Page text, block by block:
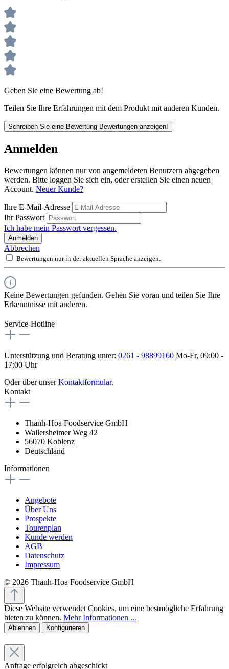
Geben Sie eine Bewertung ab!
Teilen Sie Ihre Erfahrungen mit dem Produkt mit anderen Kunden.
Schreiben Sie eine Bewertung Bewertungen anzeigen!
Anmelden
Bewertungen können nur von angemeldeten Benutzern abgegeben
werden. Bitte loggen Sie sich ein, oder erstellen Sie einen neuen
Account. Neuer Kunde?
Ihre E-Mail-Adresse
Ihr Passwort
Ich habe mein Passwort vergessen.
Anmelden
Abbrechen
Bewertungen nur in der aktuellen Sprache anzeigen.
Keine Bewertungen gefunden. Gehen Sie voran und teilen Sie Ihre
Erkenntnisse mit anderen.
Service-Hotline
Unterstützung und Beratung unter: 0261 - 98899160 Mo-Fr, 09:00 -
17:00 Uhr
Oder über unserKontaktformular.
Kontakt
Thanh-Hoa Foodservice GmbH
Wallersheimer Weg 42
56070 Koblenz
Deutschland
Informationen
Angebote
Über Uns
Prospekte
Tourenplan
Kunde werden
AGB
Datenschutz
Impressum
© 2026 Thanh-Hoa Foodservice GmbH
Diese Website verwendet Cookies, um eine bestmögliche Erfahrung
bieten zu können. Mehr Informationen ...
Ablehnen Konfigurieren
Anfrage erfolgreich abgeschickt